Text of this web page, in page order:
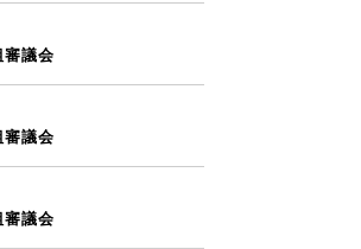
議会
議会
議会